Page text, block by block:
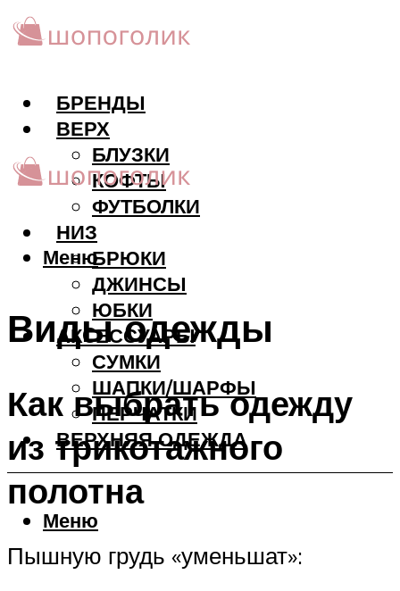
БРЕНДЫ
ВЕРХ
БЛУЗКИ
КОФТЫ
ФУТБОЛКИ
НИЗ
БРЮКИ
ДЖИНСЫ
ЮБКИ
АКCЕССУАРЫ
СУМКИ
ШАПКИ/ШАРФЫ
ПЕРЧАТКИ
ВЕРХНЯЯ ОДЕЖДА
Меню
Меню
Виды одежды
Как выбрать одежду
из трикотажного
полотна
Пышную грудь «уменьшат»: